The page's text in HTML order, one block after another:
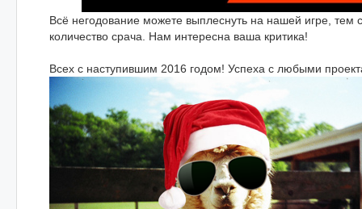
Всё негодование можете выплеснуть на нашей игре,
количество срача. Нам интересна ваша критика!
Всех с наступившим 2016 годом! Успеха с любыми